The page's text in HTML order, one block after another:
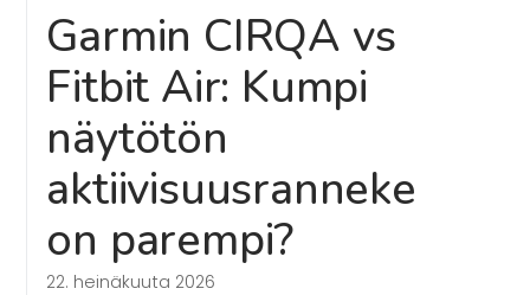
Garmin CIRQA vs
Fitbit Air: Kumpi
näytötön
aktiivisuusranneke
on parempi?
22. heinäkuuta 2026